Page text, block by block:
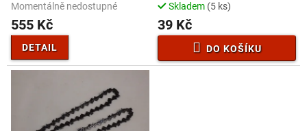
ů
Momentálně nedostupné
555 Kč
DETAIL
Skladem (5 ks)
39 Kč
DO KOŠÍKU